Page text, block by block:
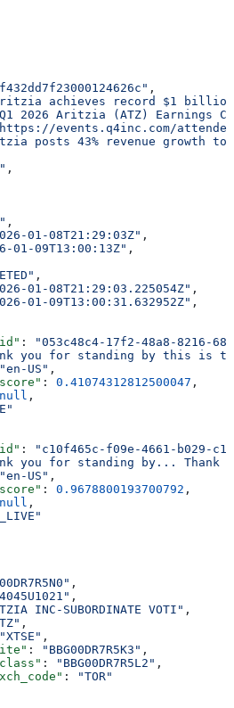
,
achieves record $1 billion
2026 Aritzia (ATZ) Earnings
events.q4inc.com/
posts 43% revenue growth
,
,
01-08T21:29:03Z" ,
01-09T13:00:13Z" ,
,
01-08T21:29:03.225054Z" ,
01-09T13:00:31.632952Z" ,
:
"053c48c4-17f2-48a8-8216-
you for standing by this is
"en-US" ,
: 0.41074312812500047 ,
null ,
:
"c10f465c-f09e-4661-b029-
you for standing by... Thank
"en-US" ,
: 0.9678800193700792 ,
null ,
,
,
INC-SUBORDINATE VOTI" ,
,
"XTSE" ,
: "BBG00DR7R5K3" ,
: "BBG00DR7R5L2" ,
:
"TOR"